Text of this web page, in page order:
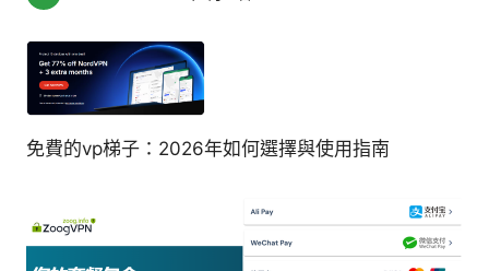
免費的vp梯子：2026年如何選擇與使用指南